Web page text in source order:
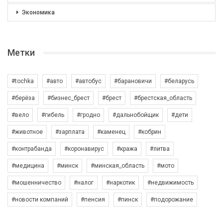
Экономика
Метки
#tochka #авто #автобус #барановичи #беларусь
#берёза #бизнес_брест #брест #брестская_область
#вело #гибель #гродно #дальнобойщик #дети
#животное #зарплата #каменец #кобрин
#контрабанда #коронавирус #кража #литва
#медицина #минск #минская_область #мото
#мошенничество #налог #наркотик #недвижимость
#новости компаний #пенсия #пинск #подорожание